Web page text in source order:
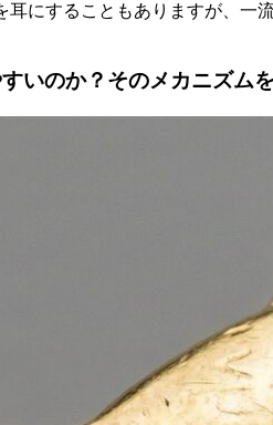
にすることもありますが、一
いのか？そのメカニズム